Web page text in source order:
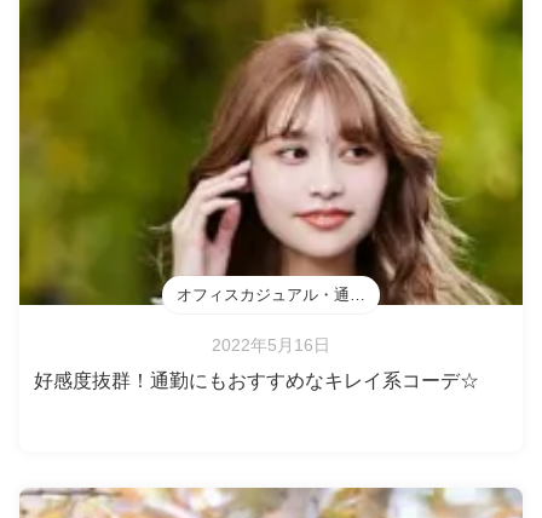
オフィスカジュアル・通勤・会食
2022年5月16日
好感度抜群！通勤にもおすすめなキレイ系コーデ☆